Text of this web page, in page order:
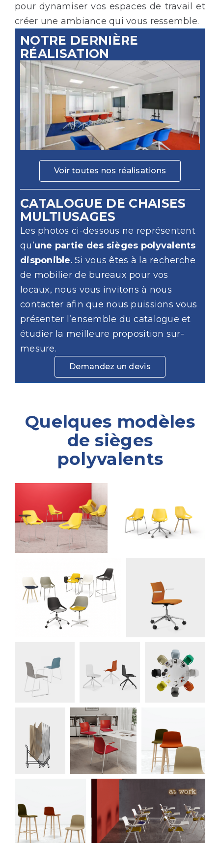
pour dynamiser vos espaces de travail et
créer une ambiance qui vous ressemble.
NOTRE DERNIÈRE
RÉALISATION
Voir toutes nos réalisations
CATALOGUE DE CHAISES
MULTIUSAGES
Les photos ci-dessous ne représentent
qu’une partie des sièges polyvalents
disponible. Si vous êtes à la recherche
de mobilier de bureaux pour vos
locaux, nous vous invitons à nous
contacter afin que nous puissions vous
présenter l’ensemble du catalogue et
étudier la meilleure proposition sur-
mesure.
Demandez un devis
Quelques modèles
de sièges
polyvalents